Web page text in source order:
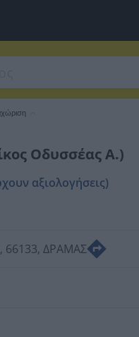
Οδυσσέας Α.)
αξιολογήσεις)
66133, ΔΡΑΜΑΣ